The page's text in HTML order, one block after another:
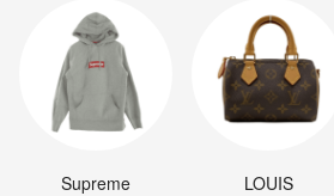
Supreme
LOUIS